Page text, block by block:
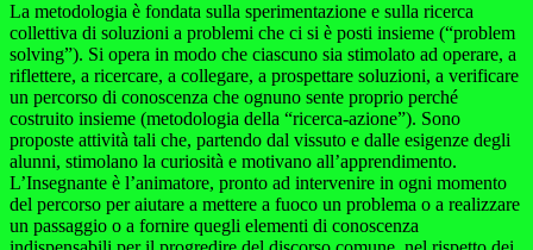
La metodologia è fondata sulla sperimentazione e sulla ricerca
collettiva di soluzioni a problemi che ci si è posti insieme (“problem
solving”). Si opera in modo che ciascuno sia stimolato ad operare, a
riflettere, a ricercare, a collegare, a prospettare soluzioni, a verificare
un percorso di conoscenza che ognuno sente proprio perché
costruito insieme (metodologia della “ricerca-azione”). Sono
proposte attività tali che, partendo dal vissuto e dalle esigenze degli
alunni, stimolano la curiosità e motivano all’apprendimento.
L’Insegnante è l’animatore, pronto ad intervenire in ogni momento
del percorso per aiutare a mettere a fuoco un problema o a realizzare
un passaggio o a fornire quegli elementi di conoscenza